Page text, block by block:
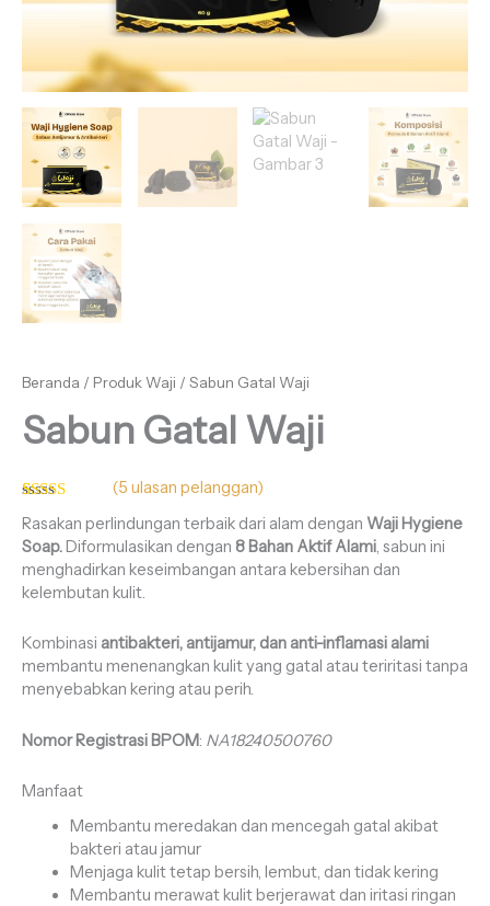
Beranda / Produk Waji / Sabun Gatal Waji
Sabun Gatal Waji
5.00dari 5
berdasarkan
penilaian
pelanggan
(5 ulasan pelanggan)
Rasakan perlindungan terbaik dari alam dengan Waji Hygiene
Soap.Diformulasikan dengan 8 Bahan Aktif Alami, sabun ini
menghadirkan keseimbangan antara kebersihan dan
kelembutan kulit.
Kombinasi antibakteri, antijamur, dan anti-inflamasi alami
membantu menenangkan kulit yang gatal atau teriritasi tanpa
menyebabkan kering atau perih.
Nomor Registrasi BPOM: NA18240500760
Manfaat
Membantu meredakan dan mencegah gatal akibat
bakteri atau jamur
Menjaga kulit tetap bersih, lembut, dan tidak kering
Membantu merawat kulit berjerawat dan iritasi ringan